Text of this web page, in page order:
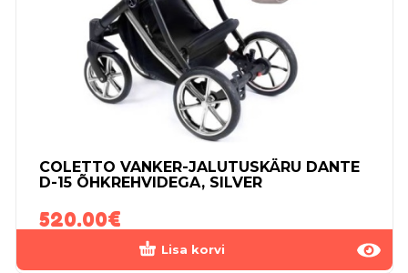
COLETTO VANKER-JALUTUSKÄRU DANTE
D-15 ÕHKREHVIDEGA, SILVER
520.00€
Lisa korvi